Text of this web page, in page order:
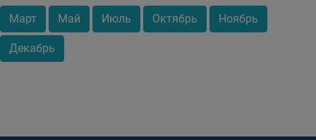
Март Май Июль Октябрь Ноябрь
Декабрь